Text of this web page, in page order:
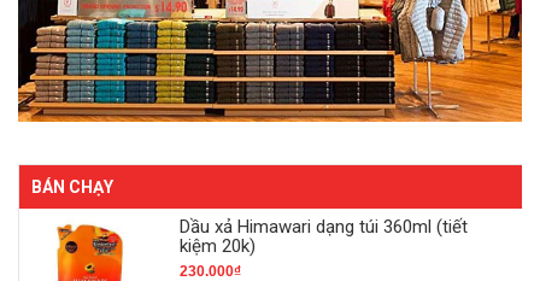
BÁN CHẠY
Dầu xả Himawari dạng túi 360ml (tiết
kiệm 20k)
230.000₫